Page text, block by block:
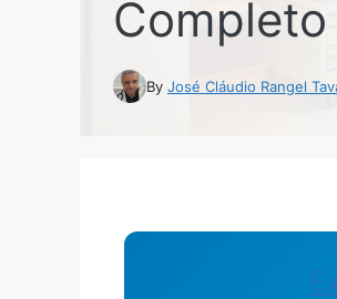
By José Cláudio Rangel